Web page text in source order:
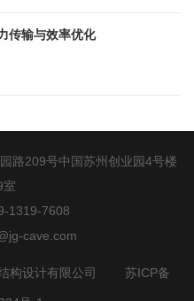
传输与效率优化
路209号中国苏州创业园4号楼
室
1319-7608
cave.com
结构设计有限公司 苏ICP备